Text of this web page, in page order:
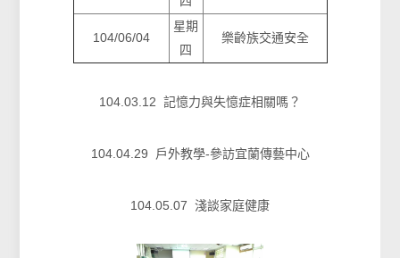
104/06/04
星期
四
樂齡族交通安全
104.03.12 記憶力與失憶症相關嗎？
104.04.29 戶外教學-參訪宜蘭傳藝中心
104.05.07 淺談家庭健康